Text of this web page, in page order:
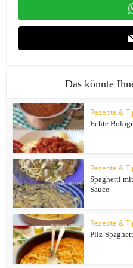
Das könnte
Rezepte &
Echte
Rezepte &
Spaghetti
Sauce
Rezepte &
Pilz-